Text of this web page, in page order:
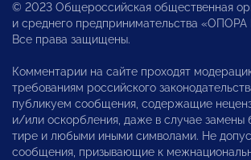
© 2023 Общероссийская общественная
и среднего предпринимательства
Все права защищены.
Комментарии на сайте проходят
требованиям российского
публикуем сообщения, содержащие
и/или оскорбления, даже в случае замены
тире и любыми иными символами. Не
сообщения, призывающие к